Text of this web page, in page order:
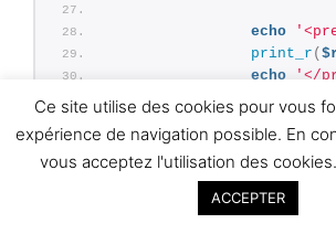
echo
print_r (
echo
'</
catch(
echo
getMessage();
}
Ce site utilise des cookies pour vous
expérience de navigation possible. En
vous acceptez l'utilisation des cookies.
ACCEPTER